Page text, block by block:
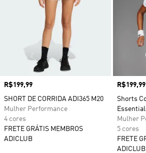
Preço
R$199,99
SHORT DE CORRIDA ADI365 M20
Mulher Performance
4 cores
FRETE GRÁTIS MEMBROS
ADICLUB
Preço
R$199,99
Shorts
Mulher
5 cores
FRETE
ADICLUB